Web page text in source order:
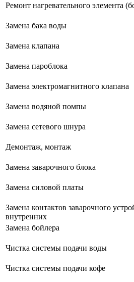
Ремонт нагревательного элемента
Замена бака воды
Замена клапана
Замена пароблока
Замена электромагнитного клапана
Замена водяной помпы
Замена сетевого шнура
Демонтаж, монтаж
Замена заварочного блока
Замена силовой платы
Замена контактов заварочного
внутренних
Замена бойлера
Чистка системы подачи воды
Чистка системы подачи кофе